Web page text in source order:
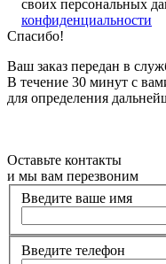
своих персональных
конфиденциальности
Спасибо!
Ваш заказ передан в
В течение 30 минут с
для определения
Оставьте контакты
и мы вам перезвоним
Введите ваше имя
Введите телефон